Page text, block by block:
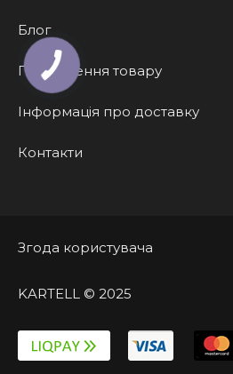
Блог
Повернення товару
Інформація про доставку
Контакти
Згода користувача
KARTELL © 2025